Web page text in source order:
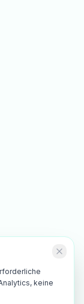
30, 6300 Zug,
keine